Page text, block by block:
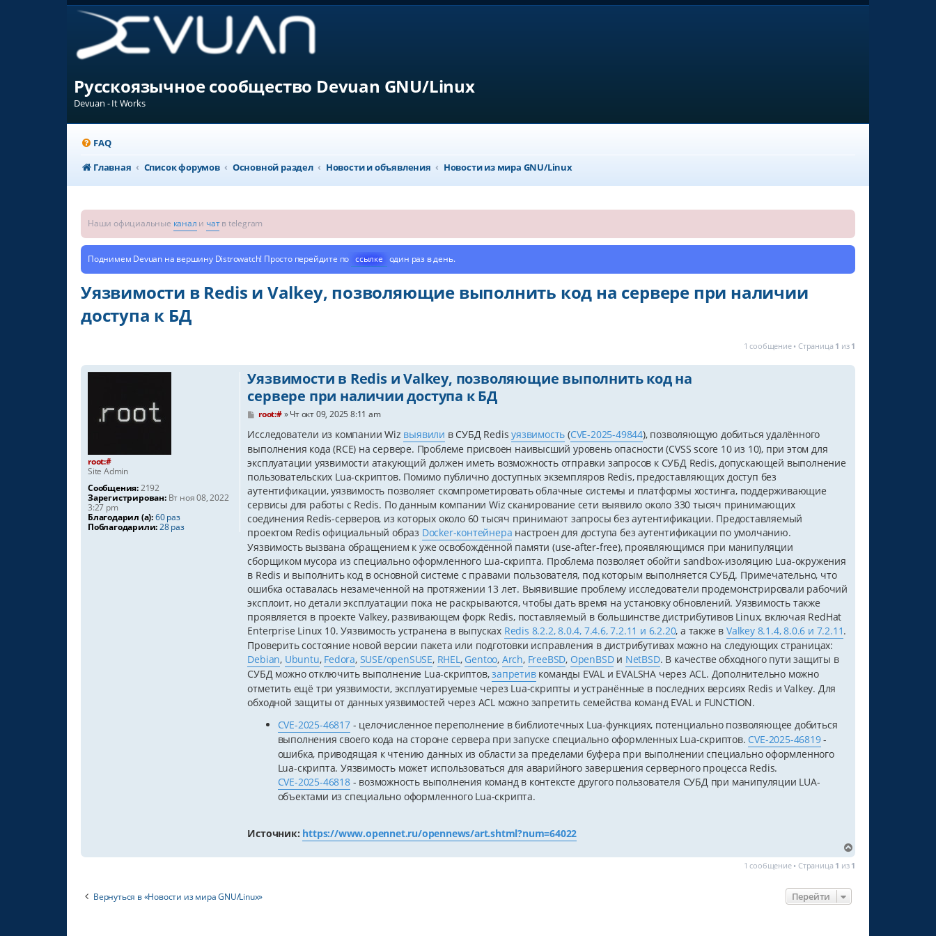
Русскоязычное сообщество Devuan GNU/Linux
Devuan - It Works
FAQ
Главная
Список форумов Основной раздел Новости и объявления Новости из мира GNU/Linux
Наши официальные канал и чатв telegram
Поднимем Devuan на вершину Distrowatch! Просто перейдите по ссылке один раз в день.
Уязвимости в Redis и Valkey, позволяющие выполнить код на сервере при наличии
доступа к БД
1 сообщение • Страница 1 из 1
root:#
Site Admin
Сообщения:2192
Зарегистрирован:Вт ноя 08, 2022
3:27 pm
Благодарил (а):60 раз
Поблагодарили:28 раз
Уязвимости в Redis и Valkey, позволяющие выполнить код на
сервере при наличии доступа к БД
С
о
щ
е
и
е
root:#»Чт окт 09, 2025 8:11 am
Исследователи из компании Wiz выявили в СУБД Redisуязвимость (CVE-2025-49844), позволяющую добиться удалённого
выполнения кода (RCE) на сервере. Проблеме присвоен наивысший уровень опасности (CVSS score 10 из 10), при этом для
эксплуатации уязвимости атакующий должен иметь возможность отправки запросов к СУБД Redis, допускающей выполнение
пользовательских Lua-скриптов. Помимо публично доступных экземпляров Redis, предоставляющих доступ без
аутентификации, уязвимость позволяет скомпрометировать облачные системы и платформы хостинга, поддерживающие
сервисы для работы с Redis. По данным компании Wiz сканирование сети выявило около 330 тысяч принимающих
соединения Redis-серверов, из которых около 60 тысяч принимают запросы без аутентификации. Предоставляемый
проектом Redis официальный образ Docker-контейнера настроен для доступа без аутентификации по умолчанию.
Уязвимость вызвана обращением к уже освобождённой памяти (use-after-free), проявляющимся при манипуляции
сборщиком мусора из специально оформленного Lua-скрипта. Проблема позволяет обойти sandbox-изоляцию Lua-окружения
в Redis и выполнить код в основной системе с правами пользователя, под которым выполняется СУБД. Примечательно, что
ошибка оставалась незамеченной на протяжении 13 лет. Выявившие проблему исследователи продемонстрировали рабочий
эксплоит, но детали эксплуатации пока не раскрываются, чтобы дать время на установку обновлений. Уязвимость также
проявляется в проекте Valkey, развивающем форк Redis, поставляемый в большинстве дистрибутивов Linux, включая RedHat
Enterprise Linux 10. Уязвимость устранена в выпусках Redis 8.2.2, 8.0.4, 7.4.6, 7.2.11 и 6.2.20, а также в Valkey 8.1.4, 8.0.6 и 7.2.11.
Проверить состояние новой версии пакета или подготовки исправления в дистрибутивах можно на следующих страницах:
Debian, Ubuntu, Fedora, SUSE/openSUSE, RHEL, Gentoo, Arch, FreeBSD, OpenBSDи NetBSD. В качестве обходного пути защиты в
СУБД можно отключить выполнение Lua-скриптов,запретивкоманды EVAL и EVALSHA через ACL. Дополнительно можно
отметить ещё три уязвимости, эксплуатируемые через Lua-скрипты и устранённые в последних версиях Redis и Valkey. Для
обходной защиты от данных уязвимостей через ACL можно запретить семейства команд EVAL и FUNCTION.
CVE-2025-46817- целочисленное переполнение в библиотечных Lua-функциях, потенциально позволяющее добиться
выполнения своего кода на стороне сервера при запуске специально оформленных Lua-скриптов. CVE-2025-46819-
ошибка, приводящая к чтению данных из области за пределами буфера при выполнении специально оформленного
Lua-скрипта. Уязвимость может использоваться для аварийного завершения серверного процесса Redis.
CVE-2025-46818- возможность выполнения команд в контексте другого пользователя СУБД при манипуляции LUA-
объектами из специально оформленного Lua-скрипта.
Источник: https://www.opennet.ru/opennews/art.shtml?num=64022
1 сообщение • Страница 1 из 1
Вернуться в «Новости из мира GNU/Linux» Перейти